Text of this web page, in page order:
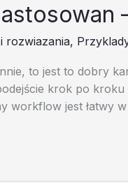
rozwiazania,
to jest to dobry
krok po
workflow jest łatwy